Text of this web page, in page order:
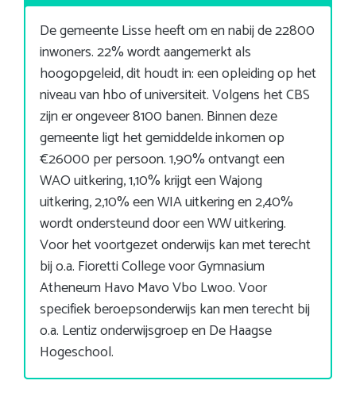
De gemeente Lisse heeft om en nabij de 22800
inwoners. 22% wordt aangemerkt als
hoogopgeleid, dit houdt in: een opleiding op het
niveau van hbo of universiteit. Volgens het CBS
zijn er ongeveer 8100 banen. Binnen deze
gemeente ligt het gemiddelde inkomen op
€26000 per persoon. 1,90% ontvangt een
WAO uitkering, 1,10% krijgt een Wajong
uitkering, 2,10% een WIA uitkering en 2,40%
wordt ondersteund door een WW uitkering.
Voor het voortgezet onderwijs kan met terecht
bij o.a. Fioretti College voor Gymnasium
Atheneum Havo Mavo Vbo Lwoo. Voor
specifiek beroepsonderwijs kan men terecht bij
o.a. Lentiz onderwijsgroep en De Haagse
Hogeschool.